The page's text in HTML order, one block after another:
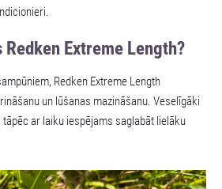
Extreme Length?
Redken Extreme Length
un lūšanas mazināšanu. Veselīgāki
ar laiku iespējams saglabāt lielāku